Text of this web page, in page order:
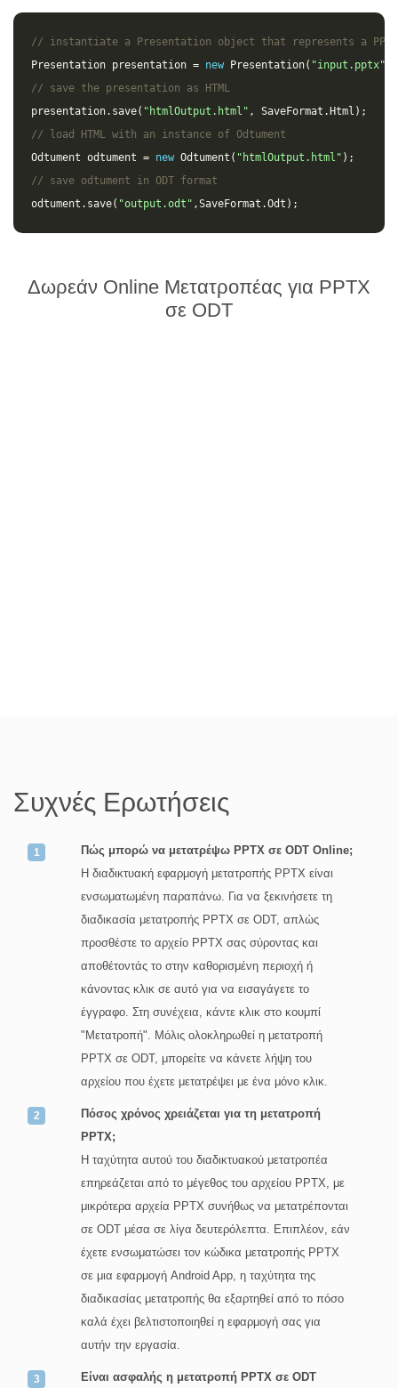
// instantiate a Presentation object that represents a
Presentation presentation = new Presentation( "input.pptx"
// save the presentation as HTML
presentation. save( "htmlOutput.html" , SaveFormat . Html );
// load HTML with an instance of Odtument
Odtument odtument = new Odtument ( "htmlOutput.html" );
// save odtument in ODT format
odtument . save( "output.odt" ,SaveFormat .Odt );
Δωρεάν Online Μετατροπέας για PPTX
σε ODT
Συχνές Ερωτήσεις
Πώς μπορώ να μετατρέψω PPTX σε ODT Online;
Η διαδικτυακή εφαρμογή μετατροπής PPTX είναι
ενσωματωμένη παραπάνω. Για να ξεκινήσετε τη
διαδικασία μετατροπής PPTX σε ODT, απλώς
προσθέστε το αρχείο PPTX σας σύροντας και
αποθέτοντάς το στην καθορισμένη περιοχή ή
κάνοντας κλικ σε αυτό για να εισαγάγετε το
έγγραφο. Στη συνέχεια, κάντε κλικ στο κουμπί
"Μετατροπή". Μόλις ολοκληρωθεί η μετατροπή
PPTX σε ODT, μπορείτε να κάνετε λήψη του
αρχείου που έχετε μετατρέψει με ένα μόνο κλικ.
Πόσος χρόνος χρειάζεται για τη μετατροπή
PPTX;
Η ταχύτητα αυτού του διαδικτυακού μετατροπέα
επηρεάζεται από το μέγεθος του αρχείου PPTX, με
μικρότερα αρχεία PPTX συνήθως να μετατρέπονται
σε ODT μέσα σε λίγα δευτερόλεπτα. Επιπλέον, εάν
έχετε ενσωματώσει τον κώδικα μετατροπής PPTX
σε μια εφαρμογή Android App, η ταχύτητα της
διαδικασίας μετατροπής θα εξαρτηθεί από το πόσο
καλά έχει βελτιστοποιηθεί η εφαρμογή σας για
αυτήν την εργασία.
Είναι ασφαλής η μετατροπή PPTX σε ODT